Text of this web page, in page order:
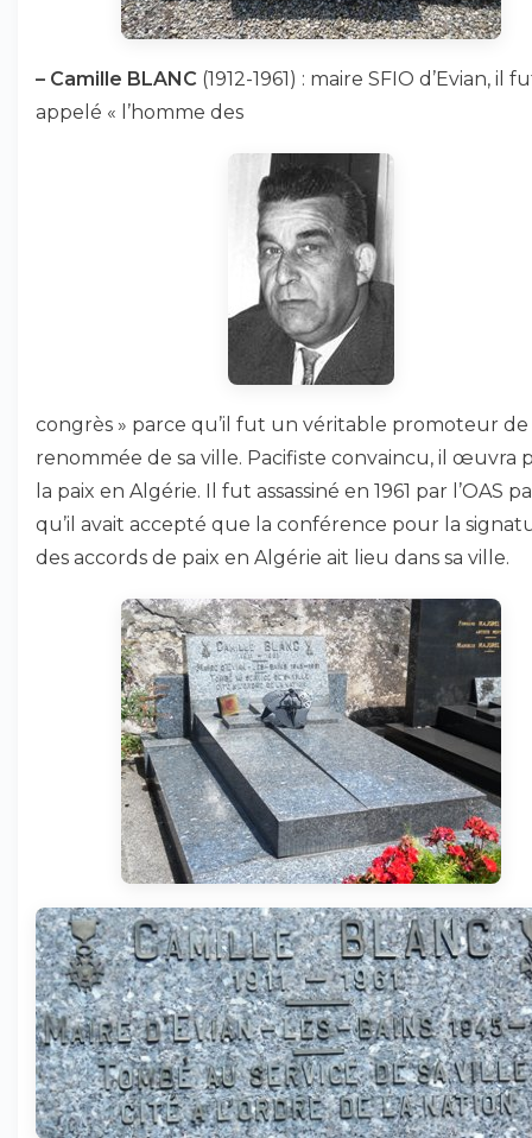
– Camille BLANC (1912-1961) : maire SFIO d’Evian, il
appelé « l’homme des
congrès » parce qu’il fut un véritable promoteur de
renommée de sa ville. Pacifiste convaincu, il œuvra
la paix en Algérie. Il fut assassiné en 1961 par l’OAS
qu’il avait accepté que la conférence pour la
des accords de paix en Algérie ait lieu dans sa ville.